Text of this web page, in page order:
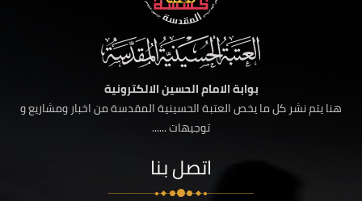
بوابة الامام الحسين الالكترونية
هنا يتم نشر كل ما يخص العتبة الحسينية المقدسة من اخبار ومشاريع و
توجيهات ......
اتصل بنا